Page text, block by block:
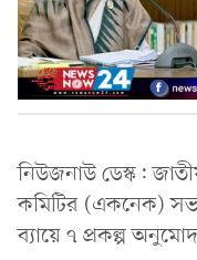
নিউজনাউ ডেস্ক:
কমিটির (একনেক)
ব্যায়ে ৭ প্রকল্প